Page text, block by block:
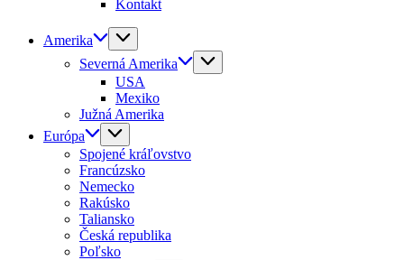
Kontakt
Amerika
Severná Amerika
USA
Mexiko
Južná Amerika
Európa
Spojené kráľovstvo
Francúzsko
Nemecko
Rakúsko
Taliansko
Česká republika
Poľsko